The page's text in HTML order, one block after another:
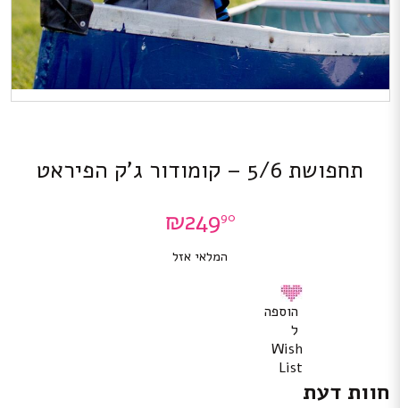
תחפושת 5/6 – קומודור ג’ק הפיראט
₪24990
המלאי אזל
הוספה
ל
Wish
List
חוות דעת